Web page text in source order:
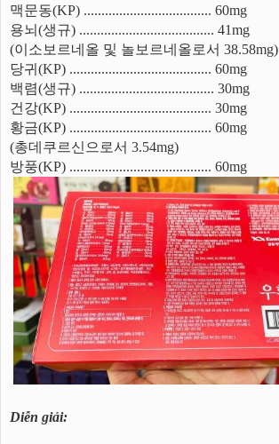
맥문동(KP) .................................... 60mg
용뇌(생규) ...................................... 41mg
(이소보르네올 및 놀보르네올로서 38.58mg)
당귀(KP) ........................................ 60mg
백렴(생규) ...................................... 30mg
건강(KP) ........................................ 30mg
황금(KP) ........................................ 60mg
(총데쿠르신으로서 3.54mg)
방풍(KP) ........................................ 60mg
Diễn giải: